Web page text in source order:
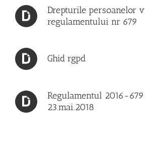
Drepturile persoanelor
regulamentului nr 679
Ghid rgpd
Regulamentul 2016-
23.mai.2018